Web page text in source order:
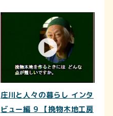
庄川と人々の暮らし インタ
ビュー編 9 【挽物木地工房